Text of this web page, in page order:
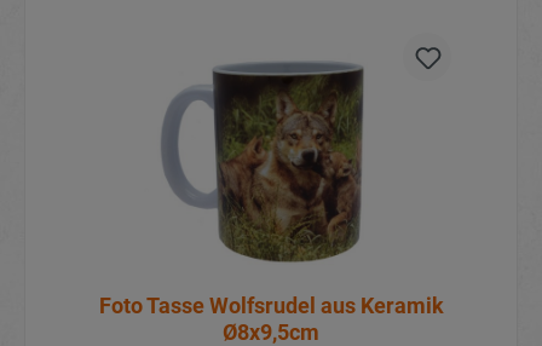
Foto Tasse Wolfsrudel aus Keramik
Ø8x9,5cm